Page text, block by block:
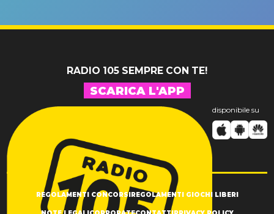
RADIO 105 SEMPRE CON TE!
SCARICA L'APP
disponibile su
REGOLAMENTI CONCORSI REGOLAMENTI GIOCHI LIBERI